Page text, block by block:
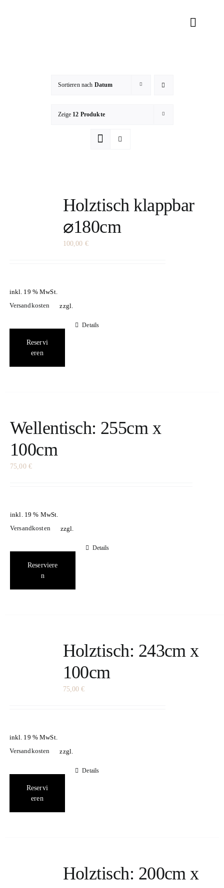
Toggle
Sortieren nach Datum
Zeige 12 Produkte
Holztisch klappbar
⌀180cm
100,00 €
inkl. 19 % MwSt.
zzgl.
Versandkosten
Reservi
eren
Details
Wellentisch: 255cm x
100cm
75,00 €
inkl. 19 % MwSt.
zzgl.
Versandkosten
Reserviere
n
Details
Holztisch: 243cm x
100cm
75,00€
inkl. 19 % MwSt.
zzgl.
Versandkosten
Reservi
eren
Details
Holztisch: 200cm x